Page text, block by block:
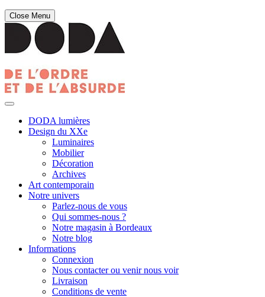
Close Menu
DODA lumières
Design du XXe
Luminaires
Mobilier
Décoration
Archives
Art contemporain
Notre univers
Parlez-nous de vous
Qui sommes-nous ?
Notre magasin à Bordeaux
Notre blog
Informations
Connexion
Nous contacter ou venir nous voir
Livraison
Conditions de vente